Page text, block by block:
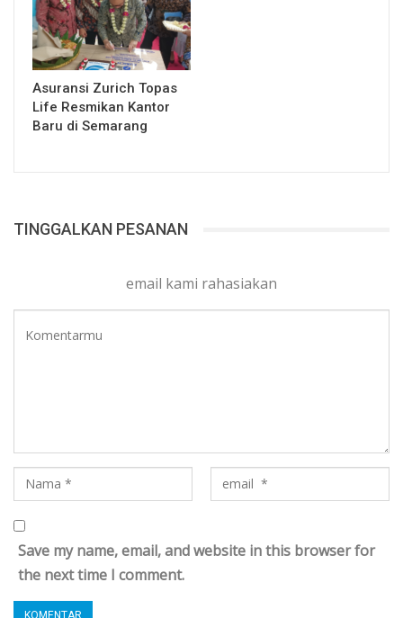
Asuransi Zurich Topas
Life Resmikan Kantor
Baru di Semarang
TINGGALKAN PESANAN
email kami rahasiakan
Save my name, email, and website in this browser for
the next time I comment.